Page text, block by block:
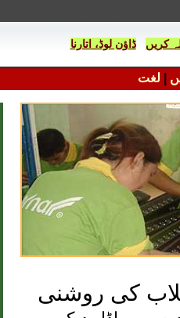
کریں
لغت
کی روشنی